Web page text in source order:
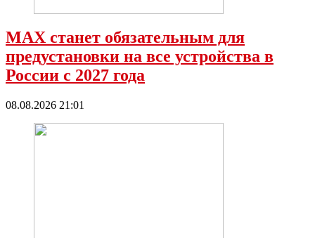
МАХ станет обязательным для
предустановки на все устройства в
России с 2027 года
08.08.2026 21:01